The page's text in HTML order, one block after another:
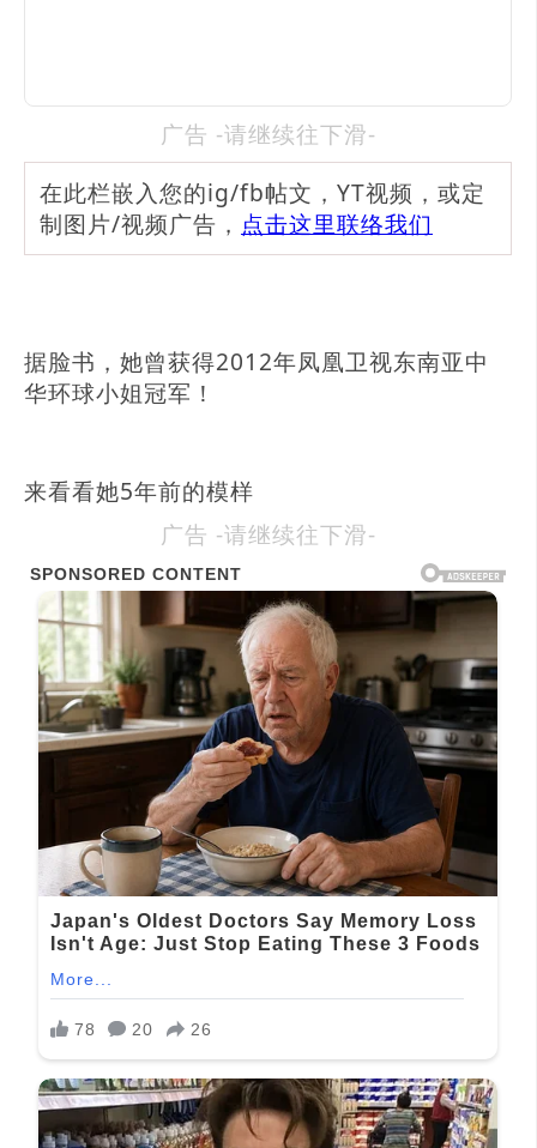
广告 -请继续往下滑-
在此栏嵌入您的ig/fb帖文，YT视频，或定
制图片/视频广告， 点击这里联络我们
据脸书，她曾获得2012年凤凰卫视东南亚中
华环球小姐冠军！
来看看她5年前的模样
广告 -请继续往下滑-